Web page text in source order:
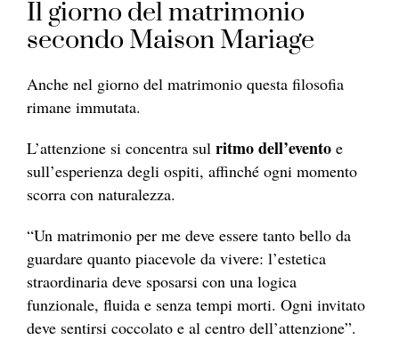
Il giorno del matrimonio
secondo Maison Mariage
Anche nel giorno del matrimonio questa filosofia
rimane immutata.
L’attenzione si concentra sul ritmo dell’evento e
sull’esperienza degli ospiti, affinché ogni momento
scorra con naturalezza.
“Un matrimonio per me deve essere tanto bello da
guardare quanto piacevole da vivere: l’estetica
straordinaria deve sposarsi con una logica
funzionale, fluida e senza tempi morti. Ogni invitato
deve sentirsi coccolato e al centro dell’attenzione”.